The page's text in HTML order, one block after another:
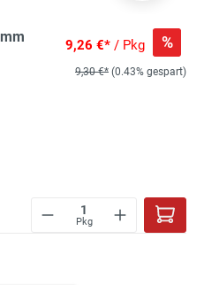
9,26 €* / Pkg %
9,30 €* (0.43% gespart)
Pkg